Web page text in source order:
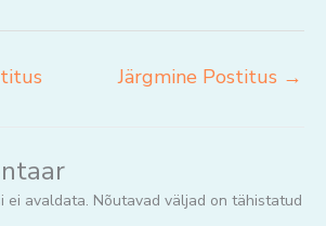
Järgmine Postitus →
ei avaldata. Nõutavad väljad on tähistatud